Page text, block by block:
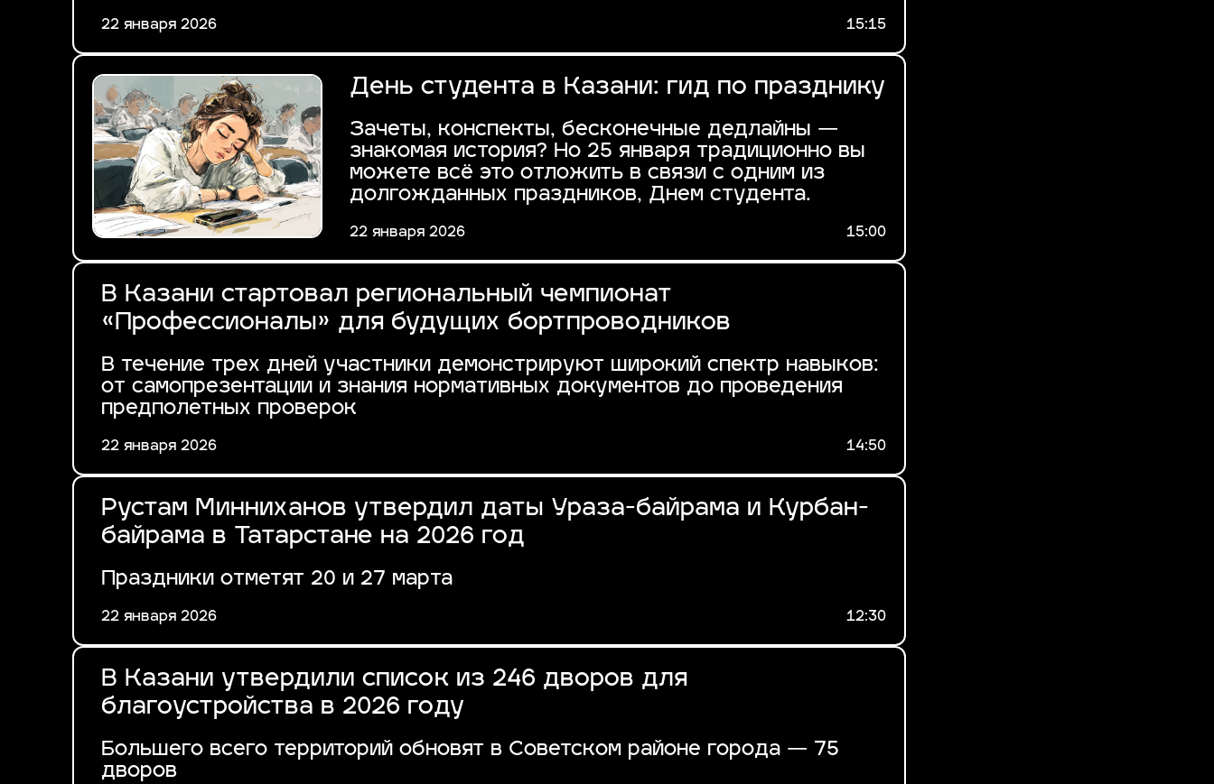
22 января 2026 15:15
День студента в Казани: гид по празднику
Зачеты, конспекты, бесконечные дедлайны —
знакомая история? Но 25 января традиционно вы
можете всё это отложить в связи с одним из
долгожданных праздников, Днем студента.
22 января 2026 15:00
В Казани стартовал региональный чемпионат
«Профессионалы» для будущих бортпроводников
В течение трех дней участники демонстрируют широкий спектр навыков:
от самопрезентации и знания нормативных документов до проведения
предполетных проверок
22 января 2026 14:50
Рустам Минниханов утвердил даты Ураза-байрама и Курбан-
байрама в Татарстане на 2026 год
Праздники отметят 20 и 27 марта
22 января 2026 12:30
В Казани утвердили список из 246 дворов для
благоустройства в 2026 году
Большего всего территорий обновят в Советском районе города — 75
дворов